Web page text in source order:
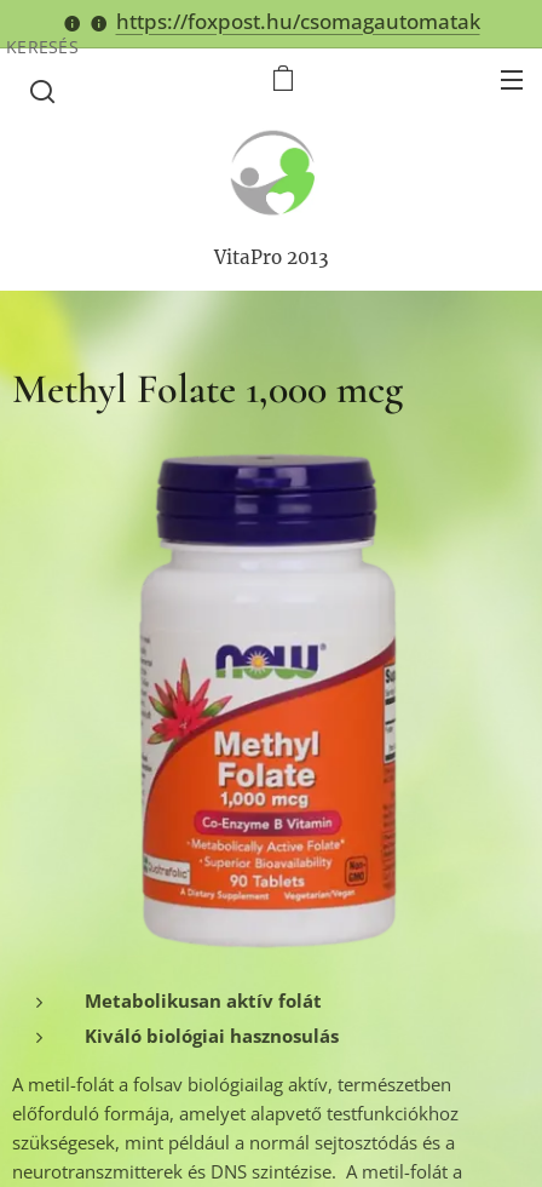
https://foxpost.hu/csomagautomatak
VitaPro 2013
KERESÉS
Methyl Folate 1,000 mcg
Metabolikusan aktív folát
Kiváló biológiai hasznosulás
A metil-folát a folsav biológiailag aktív, természetben
előforduló formája, amelyet alapvető testfunkciókhoz
szükségesek, mint például a normál sejtosztódás és a
neurotranszmitterek és DNS szintézise. A metil-folát a